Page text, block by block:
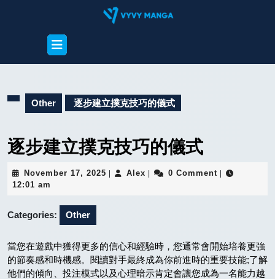
Open
Button
Other 逐步建立撲克技巧的儀式
逐步建立撲克技巧的儀式
November 17, 2025 November
Alex Alex 0 Comment
12:01 am
Categories: Other
當您在遊戲中獲得更多的信心和經驗時，您通常會開始培養更強
的節奏感和時機感。閱讀對手最終成為你前進時的重要技能;了解
他們的傾向、投注模式以及心理暗示肯定會讓您成為一名能力越